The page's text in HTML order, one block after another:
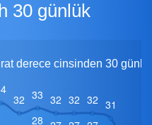
30 günlük
derece cinsinden 30